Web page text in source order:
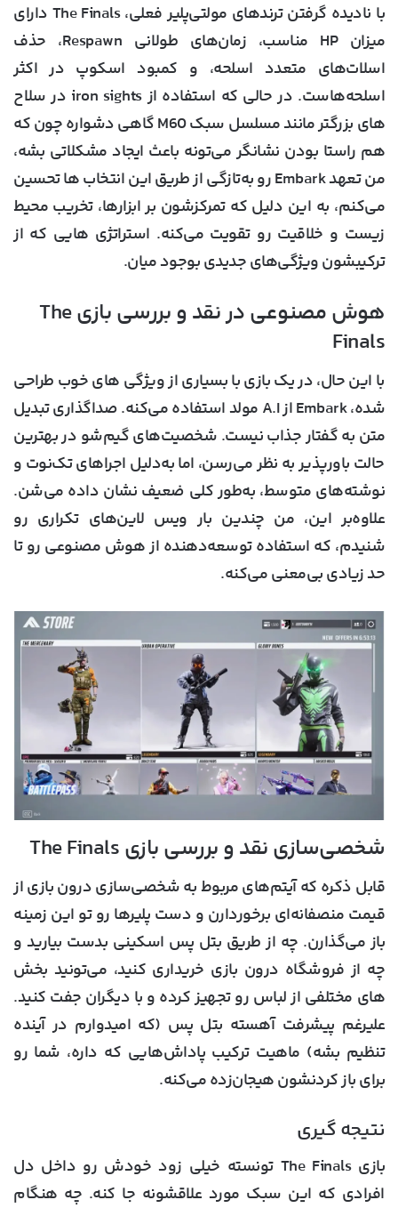
با نادیده گرفتن ترند‌های مولتی‌پلیر فعلی، The Finals دارای
میزان HP مناسب، زمان‌های طولانی Respawn، حذف
اسلات‌های متعدد اسلحه، و کمبود اسکوپ در اکثر
اسلحه‌هاست. در حالی که استفاده از iron sights در سلاح
های بزرگتر مانند مسلسل سبک M60 گاهی دشواره چون که
هم راستا بودن نشانگر می‌تونه باعث ایجاد مشکلاتی بشه،
من تعهد Embark رو به‌تازگی از طریق این انتخاب ها تحسین
می‌کنم، به این دلیل که تمرکزشون بر ابزارها، تخریب محیط
زیست و خلاقیت رو تقویت می‌کنه. استراتژی هایی که از
ترکیبشون ویژگی‌های جدیدی بوجود میان.
هوش مصنوعی در نقد و بررسی بازی The
Finals
با این حال، در یک بازی با بسیاری از ویژگی های خوب طراحی
شده، Embark از A.I مولد استفاده می‌کنه. صداگذاری تبدیل
متن به گفتار جذاب نیست. شخصیت‌های گیم‌شو در بهترین
حالت باورپذیر به نظر می‌رسن، اما به‌دلیل اجراهای تک‌نوت و
نوشته‌های متوسط، به‌طور کلی ضعیف نشان داده می‌شن.
علاوه‌بر این، من چندین بار ویس لاین‌های تکراری رو
شنیدم، که استفاده توسعه‌دهنده از هوش مصنوعی رو تا
حد زیادی بی‌معنی می‌کنه.
شخصی‌سازی نقد و بررسی بازی The Finals
قابل ذکره که آیتم‌های مربوط به شخصی‌سازی درون بازی از
قیمت منصفانه‌ای برخوردارن و دست پلیر‌ها رو تو این زمینه
باز می‌گذارن. چه از طریق بتل پس اسکینی بدست بیارید و
چه از فروشگاه درون بازی خریداری کنید، می‌تونید بخش
های مختلفی از لباس رو تجهیز کرده و با دیگران جفت کنید.
علیرغم پیشرفت آهسته بتل پس (که امیدوارم در آینده
تنظیم بشه) ماهیت ترکیب پاداش‌هایی که داره، شما رو
برای باز کردنشون هیجان‌زده می‌کنه.
نتیجه گیری
بازی The Finals تونسته خیلی زود خودش رو داخل دل
افرادی که این سبک مورد علاقشونه جا کنه. چه هنگام